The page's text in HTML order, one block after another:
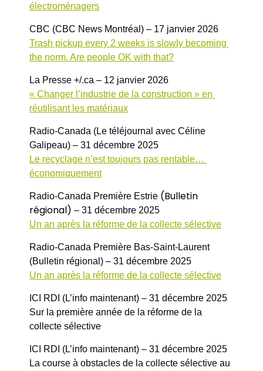
électroménagers
CBC (CBC News Montréal) – 17 janvier 2026
Trash pickup every 2 weeks is slowly becoming
the norm. Are people OK with that?
La Presse +/.ca – 12 janvier 2026
« Changer l’industrie de la construction » en
réutilisant les matériaux
Radio-Canada (Le téléjournal avec Céline
Galipeau) – 31 décembre 2025
Le recyclage n’est toujours pas rentable…
économiquement
Radio-Canada Première Estrie (Bulletin
régional) – 31 décembre 2025
Un an après la réforme de la collecte sélective
Radio-Canada Première Bas-Saint-Laurent
(Bulletin régional) – 31 décembre 2025
Un an après la réforme de la collecte sélective
ICI RDI (L’info maintenant) – 31 décembre 2025
Sur la première année de la réforme de la
collecte sélective
ICI RDI (L’info maintenant) – 31 décembre 2025
La course à obstacles de la collecte sélective au